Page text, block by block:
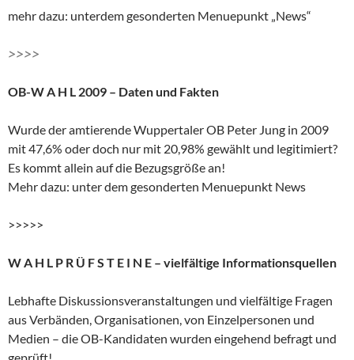
mehr dazu: unterdem gesonderten Menuepunkt „News“
>>>>
OB-W A H L 2009 – Daten und Fakten
Wurde der amtierende Wuppertaler OB Peter Jung in 2009
mit 47,6% oder doch nur mit 20,98% gewählt und legitimiert?
Es kommt allein auf die Bezugsgröße an!
Mehr dazu: unter dem gesonderten Menuepunkt News
>>>>>
W A H L P R Ü F S T E I N E – vielfältige Informationsquellen
Lebhafte Diskussionsveranstaltungen und vielfältige Fragen
aus Verbänden, Organisationen, von Einzelpersonen und
Medien – die OB-Kandidaten wurden eingehend befragt und